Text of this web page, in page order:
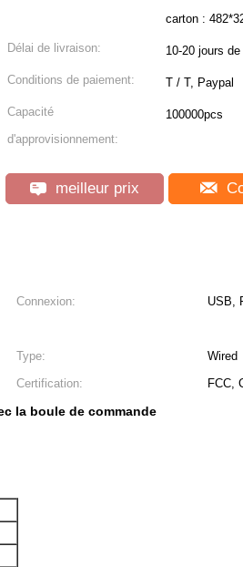
carton :
Délai de livraison: 10-20 jours de
Conditions de paiement: T / T, Paypal
Capacité
d'approvisionnement:
100000pcs
meilleur prix
Connexion: USB,
Type:
Wired
Certification:
FCC,
la boule de commande